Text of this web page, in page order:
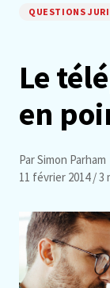
QUESTIONS
Le
en
Par Simon Parham
11 février 2014/ 3